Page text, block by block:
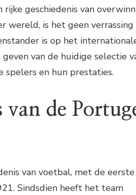
geschiedenis van
wereld, is het geen
is op het
van de huidige selectie
spelers en hun prestaties.
van de
van voetbal, met de
Sindsdien heeft het team